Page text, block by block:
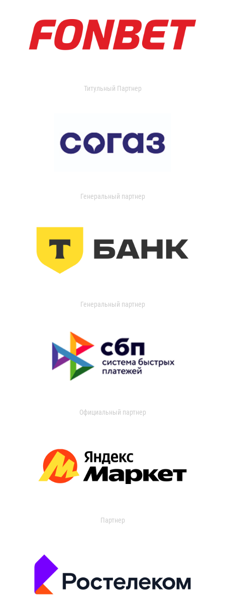
Титульный Партнер
Генеральный партнер
Генеральный партнер
Официальный партнер
Партнер